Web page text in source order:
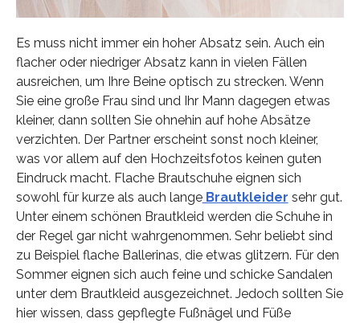
Es muss nicht immer ein hoher Absatz sein. Auch ein
flacher oder niedriger Absatz kann in vielen Fällen
ausreichen, um Ihre Beine optisch zu strecken. Wenn
Sie eine große Frau sind und Ihr Mann dagegen etwas
kleiner, dann sollten Sie ohnehin auf hohe Absätze
verzichten. Der Partner erscheint sonst noch kleiner,
was vor allem auf den Hochzeitsfotos keinen guten
Eindruck macht. Flache Brautschuhe eignen sich
sowohl für kurze als auch langeBrautkleider sehr gut.
Unter einem schönen Brautkleid werden die Schuhe in
der Regel gar nicht wahrgenommen. Sehr beliebt sind
zu Beispiel flache Ballerinas, die etwas glitzern. Für den
Sommer eignen sich auch feine und schicke Sandalen
unter dem Brautkleid ausgezeichnet. Jedoch sollten Sie
hier wissen, dass gepflegte Fußnägel und Füße